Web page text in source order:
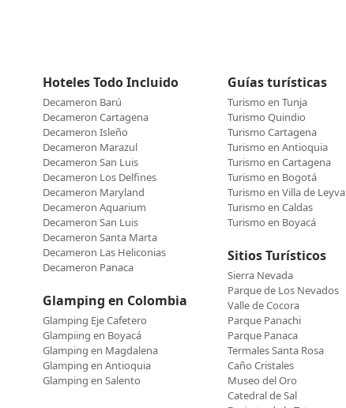
Hoteles Todo Incluido
Decameron Barú
Decameron Cartagena
Decameron Isleño
Decameron Marazul
Decameron San Luis
Decameron Los Delfines
Decameron Maryland
Decameron Aquarium
Decameron San Luis
Decameron Santa Marta
Decameron Las Heliconias
Decameron Panaca
Glamping en Colombia
Glamping Eje Cafetero
Glampiing en Boyacá
Glamping en Magdalena
Glamping en Antioquia
Glamping en Salento
Guías turísticas
Turismo en Tunja
Turismo Quindio
Turismo Cartagena
Turismo en Antioquia
Turismo en Cartagena
Turismo en Bogotá
Turismo en Villa de Leyva
Turismo en Caldas
Turismo en Boyacá
Sitios Turísticos
Sierra Nevada
Parque de Los Nevados
Valle de Cocora
Parque Panachi
Parque Panaca
Termales Santa Rosa
Caño Cristales
Museo del Oro
Catedral de Sal